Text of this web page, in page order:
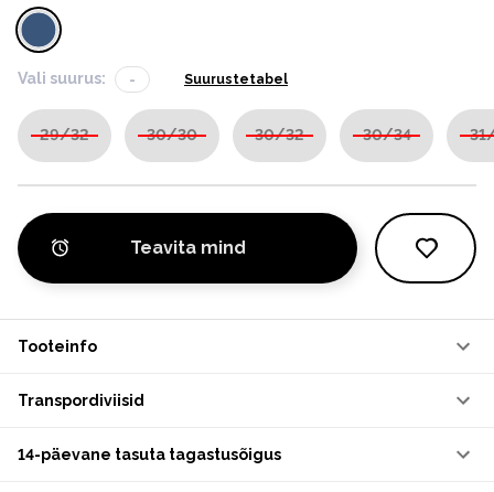
Vali suurus: - Suurustetabel
29/32 30/30 30/32 30/34
Teavita mind
Tooteinfo
Transpordiviisid
14-päevane tasuta tagastusõigus